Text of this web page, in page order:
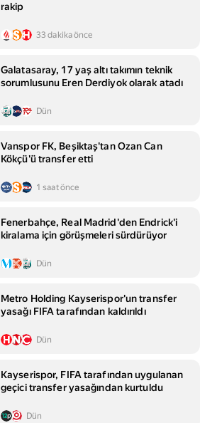
rakip
33 dakika önce
Galatasaray, 17 yaş altı takımın teknik
sorumlusunu Eren Derdiyok olarak atadı
Dün
Vanspor FK, Beşiktaş'tan Ozan Can
Kökçü'ü transfer etti
1 saat önce
Fenerbahçe, Real Madrid'den Endrick'i
kiralama için görüşmeleri sürdürüyor
Dün
Metro Holding Kayserispor'un transfer
yasağı FIFA tarafından kaldırıldı
Dün
Kayserispor, FIFA tarafından uygulanan
geçici transfer yasağından kurtuldu
Dün